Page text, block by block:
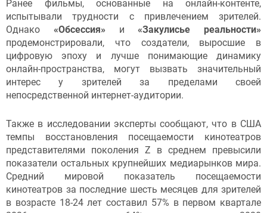
Ранее фильмы, основанные на онлайн-контенте,
испытывали трудности с привлечением зрителей.
Однако «Обсессия» и«Закулисье реальности»
продемонстрировали, что создатели, выросшие в
цифровую эпоху и лучше понимающие динамику
онлайн-пространства, могут вызвать значительный
интерес у зрителей за пределами своей
непосредственной интернет-аудитории.
Также в исследовании эксперты сообщают, что в США
темпы восстановления посещаемости кинотеатров
представителями поколения Z в среднем превысили
показатели остальных крупнейших медиарынков мира.
Средний мировой показатель посещаемости
кинотеатров за последние шесть месяцев для зрителей
в возрасте 18-24 лет составил 57% в первом квартале